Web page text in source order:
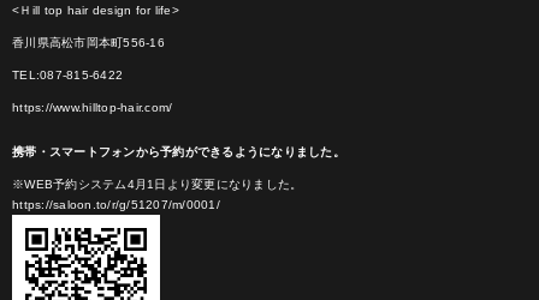
<Ｈill top hair design for life>
香川県高松市岡本町556-16
TEL:087-815-6422
https://www.hilltop-hair.com/
携帯・スマートフォンから予約ができるようになりました。
※WEB予約システム4月1日より変更になりました。
https://saloon.to/r/g/51207/m/0001/